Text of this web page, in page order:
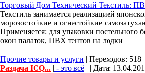
Торговый Дом Технический Текстиль:
Текстиль занимается реализацией
морозостойкие и огнестойкие-
Применяется: для упаковки
окон палаток, ПВХ тентов на лодки
Прочие товары и услуги | Переходов: 518
Раздача ICQ... | - это всё | | Дата: